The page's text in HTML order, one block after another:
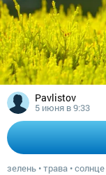
Pavlistov
5 июня в 9:33
зелень •трава •солнце